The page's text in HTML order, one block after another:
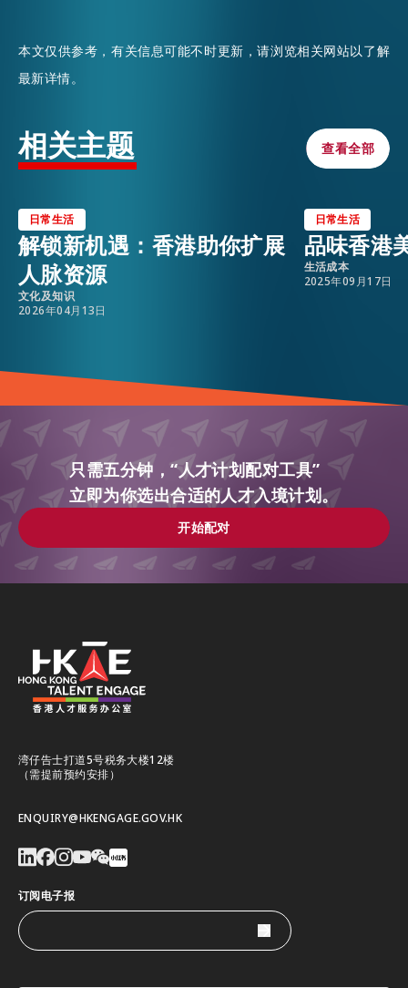
本文仅供参考，有关信息可能不时更新，请浏览相关网站以了解
最新详情。
相关主题 查看全部
查看全部
日常生活
解锁新机遇：香港助你扩展
人脉资源
文化及知识
2026年04月13日
日常生活
品味香港
生活成本
2025年09月17日
只需五分钟，“人才计划配对工具”
立即为你选出合适的人才入境计划。
开始配对
开始配对
湾仔告士打道5号税务大楼12楼
（需提前预约安排）
ENQUIRY@HKENGAGE.GOV.HK
订阅电子报